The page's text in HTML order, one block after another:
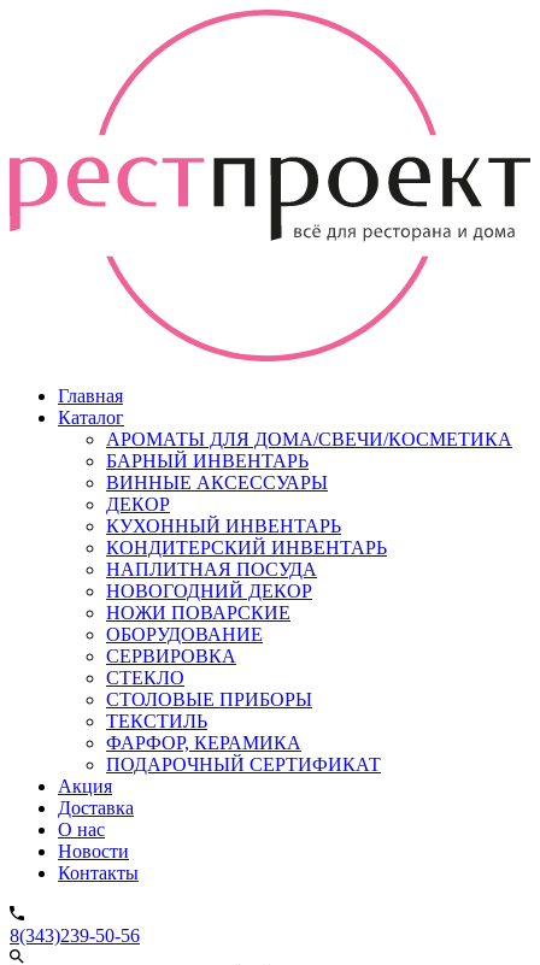
Главная
Каталог
АРОМАТЫ ДЛЯ ДОМА/СВЕЧИ/КОСМЕТИКА
БАРНЫЙ ИНВЕНТАРЬ
ВИННЫЕ АКСЕССУАРЫ
ДЕКОР
КУХОННЫЙ ИНВЕНТАРЬ
КОНДИТЕРСКИЙ ИНВЕНТАРЬ
НАПЛИТНАЯ ПОСУДА
НОВОГОДНИЙ ДЕКОР
НОЖИ ПОВАРСКИЕ
ОБОРУДОВАНИЕ
СЕРВИРОВКА
СТЕКЛО
СТОЛОВЫЕ ПРИБОРЫ
ТЕКСТИЛЬ
ФАРФОР, КЕРАМИКА
ПОДАРОЧНЫЙ СЕРТИФИКАТ
Акция
Доставка
О нас
Новости
Контакты
8(343)239-50-56